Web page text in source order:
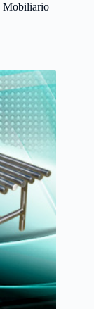
Mobiliario